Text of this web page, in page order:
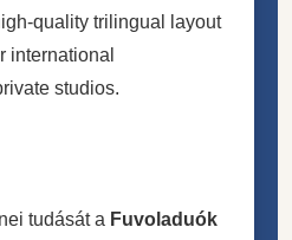
quality trilingual layout
international
studios.
tudását a Fuvoladuók